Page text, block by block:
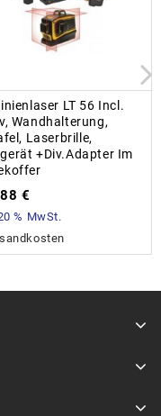
LT 56 Incl.
Wandhalterung,
Laserbrille,
+div.Adapter Im
€
% MwSt.